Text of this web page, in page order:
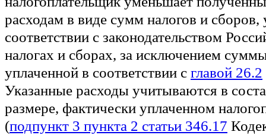
расходам в виде сумм налогов и сборов,
соответствии с законодательством
налогах и сборах, за исключением
уплаченной в соответствии с главой 26.2
Указанные расходы учитываются в
размере, фактически уплаченном
(подпункт 3 пункта 2 статьи 346.17